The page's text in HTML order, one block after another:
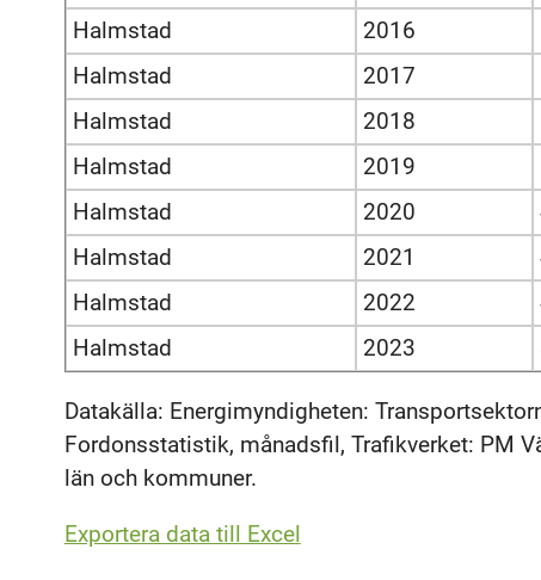
Halmstad
2016
Halmstad
2017
Halmstad
2018
Halmstad
2019
Halmstad
2020
Halmstad
2021
Halmstad
2022
Halmstad
2023
Datakälla: Energimyndigheten:
Fordonsstatistik, månadsfil, Trafikverket: PM
län och kommuner.
Exportera data till Excel